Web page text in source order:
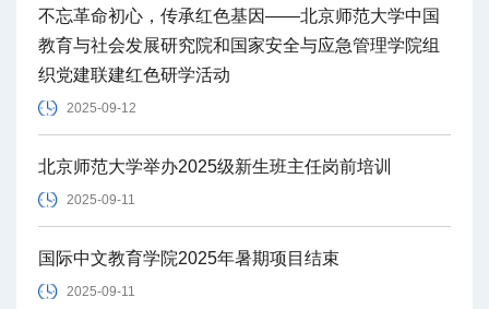
不忘革命初心，传承红色基因——北京师范大学中国
教育与社会发展研究院和国家安全与应急管理学院组
织党建联建红色研学活动
2025-09-12
北京师范大学举办2025级新生班主任岗前培训
2025-09-11
国际中文教育学院2025年暑期项目结束
2025-09-11